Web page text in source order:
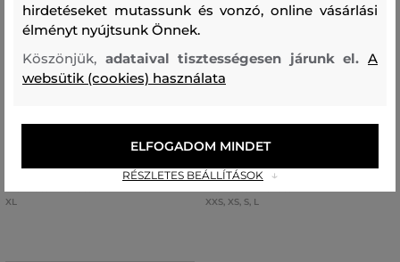
AKCIÓ -50%
UTOLSÓ ESÉLY
PERFORMANCE W LIGHT SHORTS
46 990 Ft
23 490 Ft
XL
AKCIÓ -50%
DYE SHORT
27 990 Ft
XXS, XS, S, L
hirdetéseket mutassunk és vonzó, online vásárlási
élményt nyújtsunk Önnek.
Köszönjük, adataival tisztességesen járunk el.A
websütik (cookies) használata
RÉSZLETES BEÁLLÍTÁSOK
ELFOGADOM MINDET